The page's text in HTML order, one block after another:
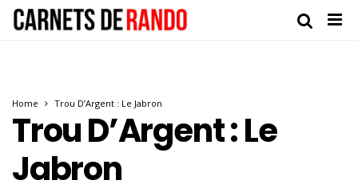
Home Trou D’Argent : Le Jabron
Trou D’Argent : Le
Jabron